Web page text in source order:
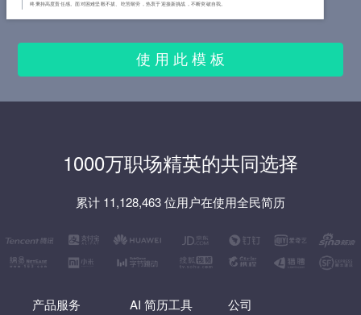
终秉持高度责任感。面对困难坚毅不拔、吃苦耐劳，热衷于迎接新挑战，不断突破自我。
使 用 此 模 板
1000万职场精英的共同选择
累计 11,128,463 位用户在使用全民简历
产品服务 AI 简历工具 公司